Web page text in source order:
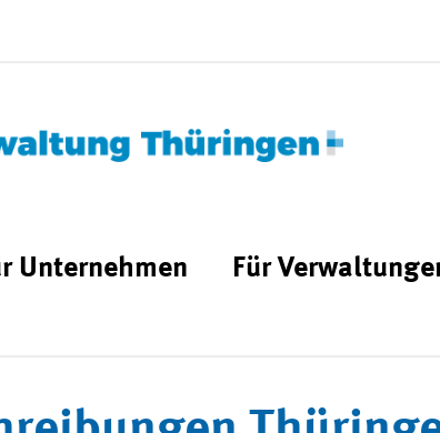
Unternehmen Für